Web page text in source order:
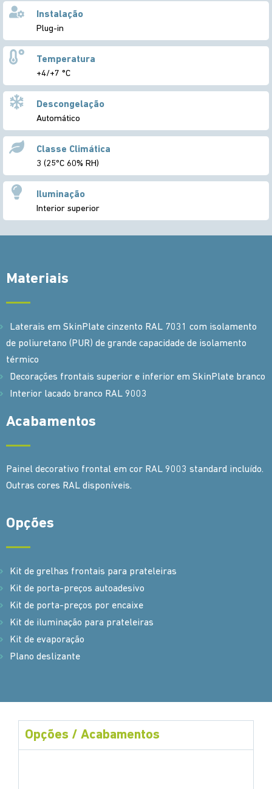
Instalação
Plug-in
Temperatura
+4/+7 °C
Descongelação
Automático
Classe Climática
3 (25ºC 60% RH)
Iluminação
Interior superior
Materiais
Laterais em SkinPlate cinzento RAL 7031 com isolamento
de poliuretano (PUR) de grande capacidade de isolamento
térmico
Decorações frontais superior e inferior em SkinPlate branco
Interior lacado branco RAL 9003
Acabamentos
Painel decorativo frontal em cor RAL 9003 standard incluído.
Outras cores RAL disponíveis.
Opções
Kit de grelhas frontais para prateleiras
Kit de porta-preços autoadesivo
Kit de porta-preços por encaixe
Kit de iluminação para prateleiras
Kit de evaporação
Plano deslizante
Opções / Acabamentos